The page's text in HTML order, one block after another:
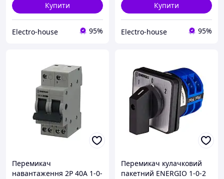
Купити
Electro-house 95%
Купити
Electro-house 95%
Перемикач
навантаження 2P 40А 1-0-
Перемикач кулачковий
пакетний ENERGIO 1-0-2